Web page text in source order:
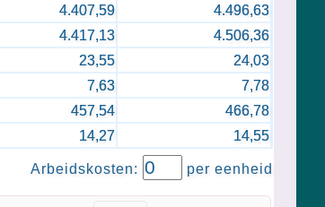
4.407,59
4.496,63
4.417,13
4.506,36
23,55
24,03
7,63
7,78
457,54
466,78
14,27 14,55
Arbeidskosten: per eenheid